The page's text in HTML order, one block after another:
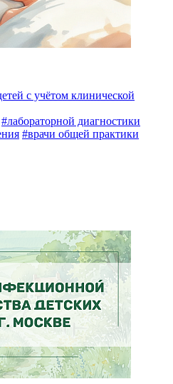
с учётом клинической
#лабораторной диагностики
#врачи общей практики